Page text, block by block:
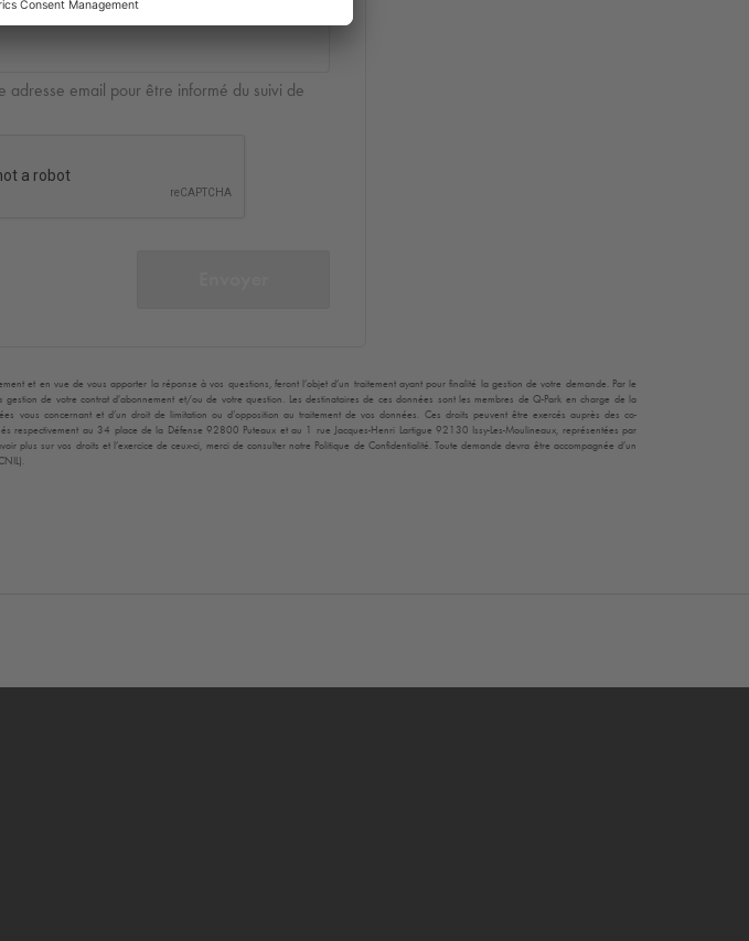
adresse email pour être informé du suivi de
et en vue de vous apporter la réponse à vos questions, feront l’objet d’un traitement ayant pour finalité la gestion de votre demande. Par le
de votre contrat d’abonnement et/ou de votre question. Les destinataires de ces données sont les membres deQ-Park en charge de la
vous concernant et d’un droit de limitation ou d’opposition au traitement de vos données. Ces droits peuvent être exercés auprès des co-
respectivement au 34 place de la Défense 92800 Puteaux et au 1 rue Jacques-Henri Lartigue 92130 Issy-Les-Moulineaux, représentées par
plus sur vos droits et l’exercice de ceux-ci, merci de consulter notre Politique de Confidentialité. Toute demande devra être accompagnée d’un